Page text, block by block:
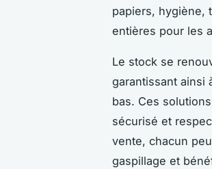
papiers, hygiène,
entières pour les
Le stock se
garantissant ainsi
bas. Ces
sécurisé et
vente, chacun
gaspillage et